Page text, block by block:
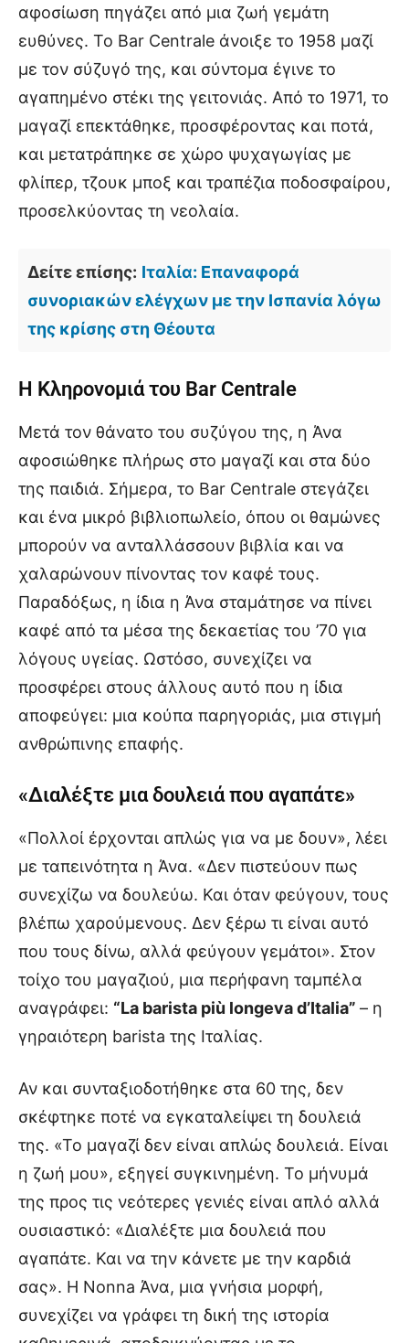
αφοσίωση πηγάζει από μια ζωή γεμάτη
ευθύνες. Το Bar Centrale άνοιξε το 1958 μαζί
με τον σύζυγό της, και σύντομα έγινε το
αγαπημένο στέκι της γειτονιάς. Από το 1971, το
μαγαζί επεκτάθηκε, προσφέροντας και ποτά,
και μετατράπηκε σε χώρο ψυχαγωγίας με
φλίπερ, τζουκ μποξ και τραπέζια ποδοσφαίρου,
προσελκύοντας τη νεολαία.
Δείτε επίσης: Ιταλία: Επαναφορά
συνοριακών ελέγχων με την Ισπανία λόγω
της κρίσης στη Θέουτα
Η Κληρονομιά του Bar Centrale
Μετά τον θάνατο του συζύγου της, η Άνα
αφοσιώθηκε πλήρως στο μαγαζί και στα δύο
της παιδιά. Σήμερα, το Bar Centrale στεγάζει
και ένα μικρό βιβλιοπωλείο, όπου οι θαμώνες
μπορούν να ανταλλάσσουν βιβλία και να
χαλαρώνουν πίνοντας τον καφέ τους.
Παραδόξως, η ίδια η Άνα σταμάτησε να πίνει
καφέ από τα μέσα της δεκαετίας του ’70 για
λόγους υγείας. Ωστόσο, συνεχίζει να
προσφέρει στους άλλους αυτό που η ίδια
αποφεύγει: μια κούπα παρηγοριάς, μια στιγμή
ανθρώπινης επαφής.
«Διαλέξτε μια δουλειά που αγαπάτε»
«Πολλοί έρχονται απλώς για να με δουν», λέει
με ταπεινότητα η Άνα. «Δεν πιστεύουν πως
συνεχίζω να δουλεύω. Και όταν φεύγουν, τους
βλέπω χαρούμενους. Δεν ξέρω τι είναι αυτό
που τους δίνω, αλλά φεύγουν γεμάτοι». Στον
τοίχο του μαγαζιού, μια περήφανη ταμπέλα
αναγράφει: “La barista più longeva d’Italia” – η
γηραιότερη barista της Ιταλίας.
Αν και συνταξιοδοτήθηκε στα 60 της, δεν
σκέφτηκε ποτέ να εγκαταλείψει τη δουλειά
της. «Το μαγαζί δεν είναι απλώς δουλειά. Είναι
η ζωή μου», εξηγεί συγκινημένη. Το μήνυμά
της προς τις νεότερες γενιές είναι απλό αλλά
ουσιαστικό: «Διαλέξτε μια δουλειά που
αγαπάτε. Και να την κάνετε με την καρδιά
σας». Η Nonna Άνα, μια γνήσια μορφή,
συνεχίζει να γράφει τη δική της ιστορία